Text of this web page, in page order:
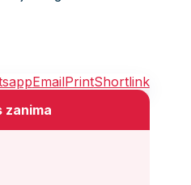
EmailPrintShortlink
zanima